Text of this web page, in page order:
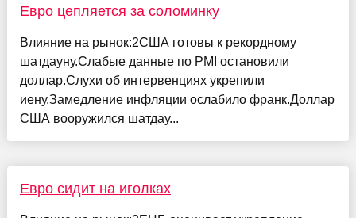
Евро цепляется за соломинку
Влияние на рынок:2США готовы к рекордному
шатдауну.Слабые данные по PMI остановили
доллар.Слухи об интервенциях укрепили
иену.Замедление инфляции ослабило франк.Доллар
США вооружился шатдау...
Евро сидит на иголках